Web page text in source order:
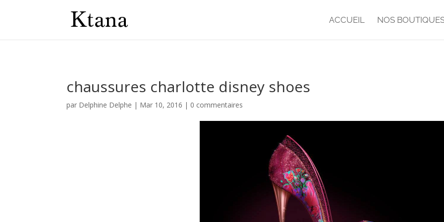
ACCUEIL NOS
chaussures charlotte disney shoes
par Delphine Delphe | Mar 10, 2016 | 0 commentaires